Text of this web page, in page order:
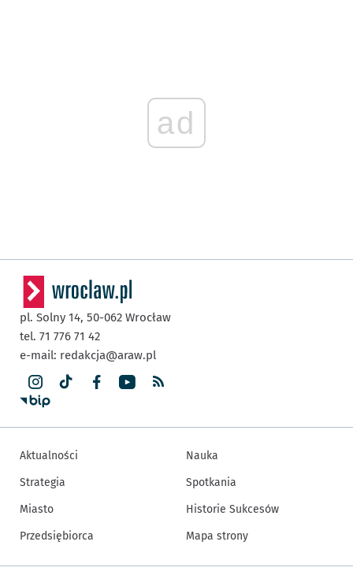
ad
pl. Solny 14, 50-062 Wrocław
tel. 71 776 71 42
e-mail: redakcja@araw.pl
Aktualności
Strategia
Miasto
Przedsiębiorca
Nauka
Spotkania
Historie Sukcesów
Mapa strony